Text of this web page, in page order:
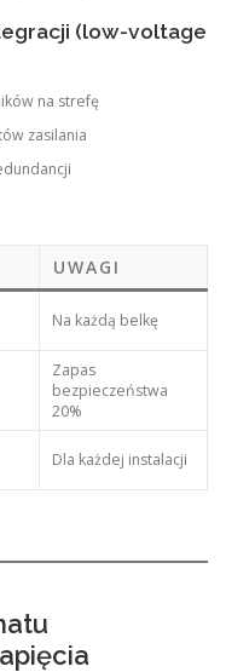
(low-voltage
na strefę
zasilania
UWAGI
Na każdą belkę
Zapas
bezpieczeństwa
20%
Dla każdej instalacji